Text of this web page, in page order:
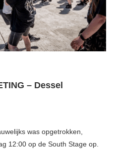
– Dessel
was opgetrokken,
12:00 op de South Stage op.